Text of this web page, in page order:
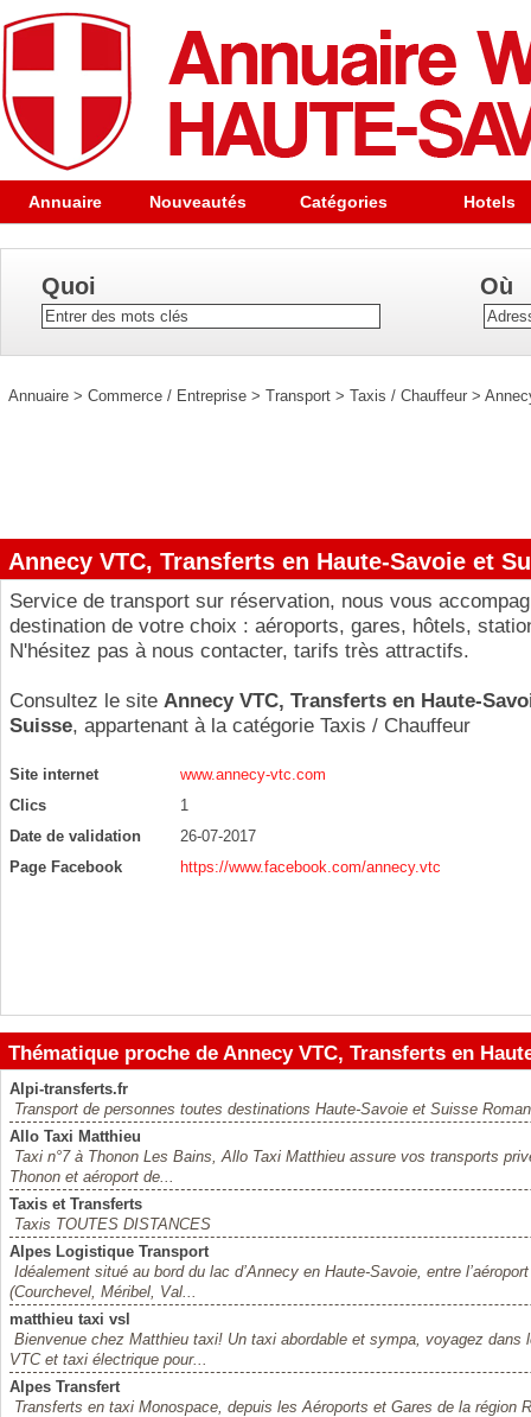
Annuaire Nouveautés Catégories Hotels
Quoi Où
Annuaire > Commerce / Entreprise > Transport > Taxis / Chauffeur >
Annecy VTC, Transferts en Haute-Savoie et
Service de transport sur réservation, nous vous
destination de votre choix : aéroports, gares, hôtels,
N'hésitez pas à nous contacter, tarifs très attractifs.
Consultez le site Annecy VTC, Transferts en Haute-
Suisse, appartenant à la catégorie Taxis / Chauffeur
Site internet
www.annecy-vtc.com
Clics
1
Date de validation
26-07-2017
Page Facebook
https://www.facebook.com/annecy.vtc
Thématique proche de Annecy VTC, Transferts en
Alpi-transferts.fr
Transport de personnes toutes destinations Haute-Savoie et Suisse
Allo Taxi Matthieu
Taxi n°7 à Thonon Les Bains, Allo Taxi Matthieu assure vos transports
Thonon et aéroport de...
Taxis et Transferts
Taxis TOUTES DISTANCES
Alpes Logistique Transport
Idéalement situé au bord du lac d’Annecy en Haute-Savoie, entre
(Courchevel, Méribel, Val...
matthieu taxi vsl
Bienvenue chez Matthieu taxi! Un taxi abordable et sympa, voyagez
VTC et taxi électrique pour...
Alpes Transfert
Transferts en taxi Monospace, depuis les Aéroports et Gares de la région